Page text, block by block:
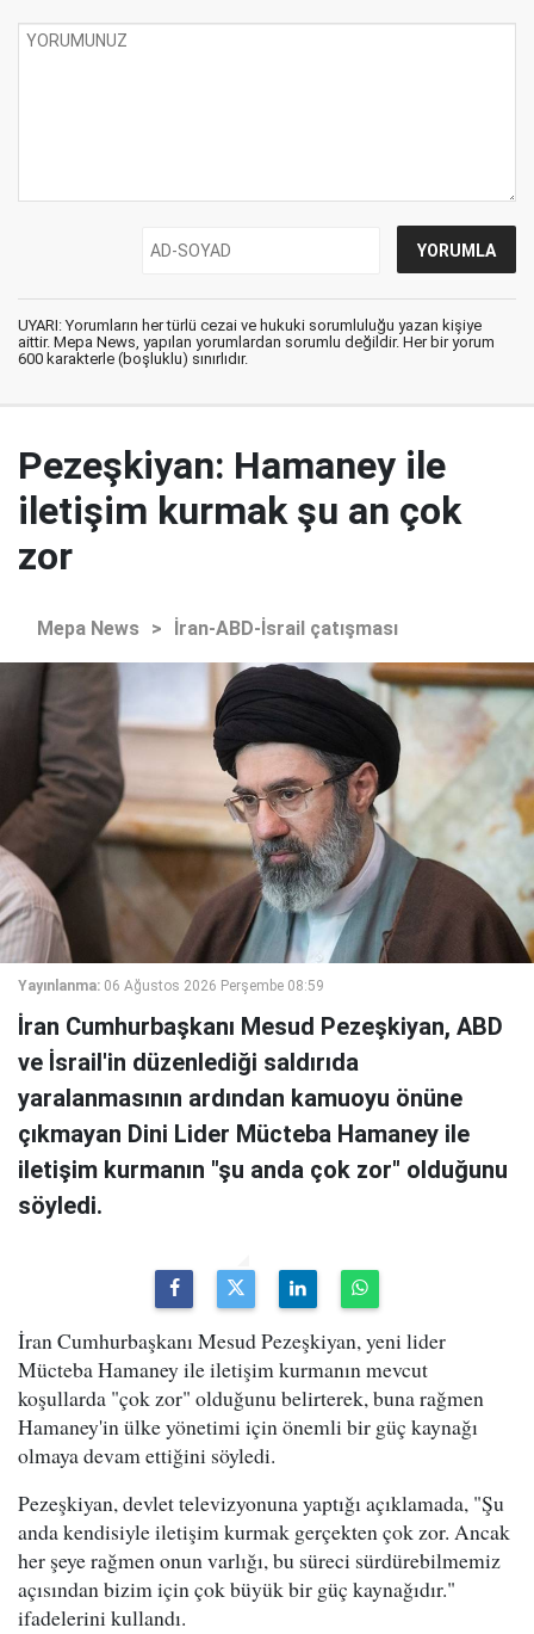
UYARI: Yorumların her türlü cezai ve hukuki sorumluluğu yazan kişiye
aittir. Mepa News, yapılan yorumlardan sorumlu değildir. Her bir yorum
600 karakterle (boşluklu) sınırlıdır.
Pezeşkiyan: Hamaney ile
iletişim kurmak şu an çok
zor
Mepa News > İran-ABD-İsrail çatışması
Yayınlanma: 06 Ağustos 2026 Perşembe 08:59
İran Cumhurbaşkanı Mesud Pezeşkiyan, ABD
ve İsrail'in düzenlediği saldırıda
yaralanmasının ardından kamuoyu önüne
çıkmayan Dini Lider Mücteba Hamaney ile
iletişim kurmanın "şu anda çok zor" olduğunu
söyledi.
İran Cumhurbaşkanı Mesud Pezeşkiyan, yeni lider
Mücteba Hamaney ile iletişim kurmanın mevcut
koşullarda "çok zor" olduğunu belirterek, buna rağmen
Hamaney'in ülke yönetimi için önemli bir güç kaynağı
olmaya devam ettiğini söyledi.
Pezeşkiyan, devlet televizyonuna yaptığı açıklamada, "Şu
anda kendisiyle iletişim kurmak gerçekten çok zor. Ancak
her şeye rağmen onun varlığı, bu süreci sürdürebilmemiz
açısından bizim için çok büyük bir güç kaynağıdır."
ifadelerini kullandı.